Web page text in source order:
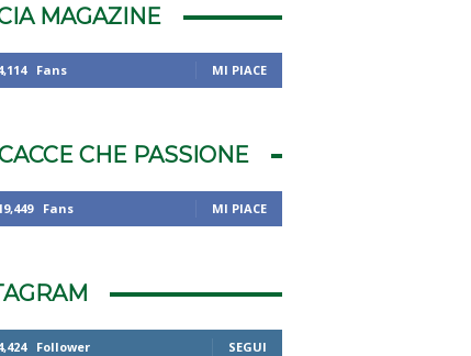
MAGAZINE
Fans MI PIACE
CHE PASSIONE
Fans MI PIACE
Follower SEGUI